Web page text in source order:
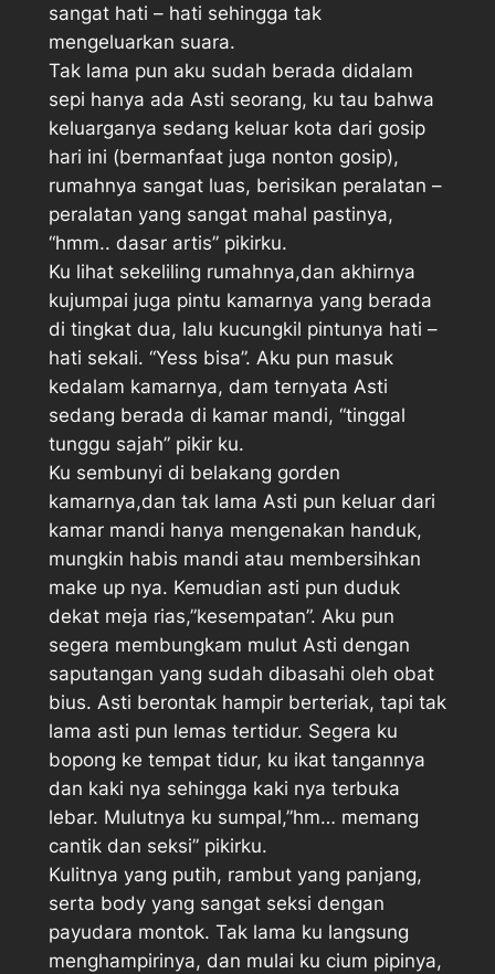
sangat hati – hati sehingga tak
mengeluarkan suara.
Tak lama pun aku sudah berada didalam
sepi hanya ada Asti seorang, ku tau bahwa
keluarganya sedang keluar kota dari gosip
hari ini (bermanfaat juga nonton gosip),
rumahnya sangat luas, berisikan peralatan –
peralatan yang sangat mahal pastinya,
“hmm.. dasar artis” pikirku.
Ku lihat sekeliling rumahnya,dan akhirnya
kujumpai juga pintu kamarnya yang berada
di tingkat dua, lalu kucungkil pintunya hati –
hati sekali. “Yess bisa”. Aku pun masuk
kedalam kamarnya, dam ternyata Asti
sedang berada di kamar mandi, “tinggal
tunggu sajah” pikir ku.
Ku sembunyi di belakang gorden
kamarnya,dan tak lama Asti pun keluar dari
kamar mandi hanya mengenakan handuk,
mungkin habis mandi atau membersihkan
make up nya. Kemudian asti pun duduk
dekat meja rias,”kesempatan”. Aku pun
segera membungkam mulut Asti dengan
saputangan yang sudah dibasahi oleh obat
bius. Asti berontak hampir berteriak, tapi tak
lama asti pun lemas tertidur. Segera ku
bopong ke tempat tidur, ku ikat tangannya
dan kaki nya sehingga kaki nya terbuka
lebar. Mulutnya ku sumpal,”hm… memang
cantik dan seksi” pikirku.
Kulitnya yang putih, rambut yang panjang,
serta body yang sangat seksi dengan
payudara montok. Tak lama ku langsung
menghampirinya, dan mulai ku cium pipinya,